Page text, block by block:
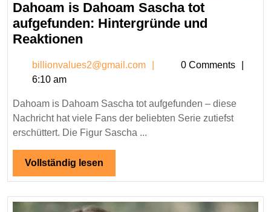
3,
2026
Dahoam is Dahoam Sascha tot
aufgefunden: Hintergründe und
Reaktionen
Dahoam
tot
aufgefunden:
Hintergründe
und
Reaktionen
billionvalues2@gmail.com
0 Comments
6:10 am
Dahoam is Dahoam Sascha tot aufgefunden – diese
Nachricht hat viele Fans der beliebten Serie zutiefst
erschüttert. Die Figur Sascha ...
Vollständig lesen
lesen